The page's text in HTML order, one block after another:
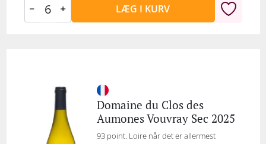
LÆG I KURV
Domaine du Clos des
Aumones Vouvray Sec 2025
93 point. Loire når det er allermest